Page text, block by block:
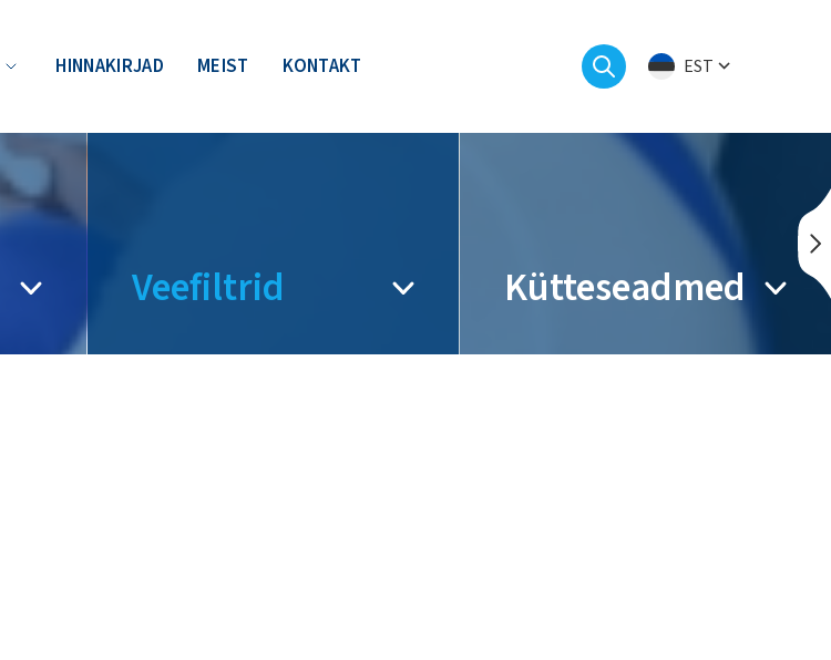
HINNAKIRJAD MEIST KONTAKT EST
Veefiltrid Kütteseadmed